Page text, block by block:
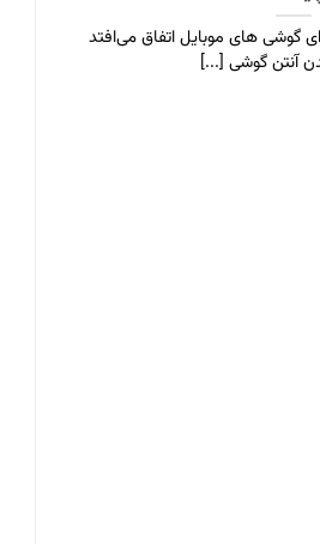
گوشی های موبایل اتفاق می‌افتد
آنتن گوشی [...]